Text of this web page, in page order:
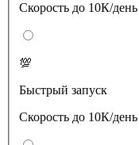
Скорость до 10К/день
💯
Быстрый запуск
Скорость до 10К/день